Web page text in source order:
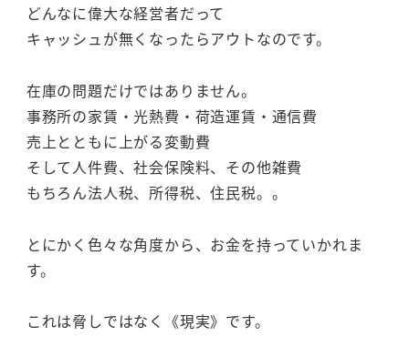
どんなに偉大な経営者だって
キャッシュが無くなったらアウトなのです。
在庫の問題だけではありません。
事務所の家賃・光熱費・荷造運賃・通信費
売上とともに上がる変動費
そして人件費、社会保険料、その他雑費
もちろん法人税、所得税、住民税。。
とにかく色々な角度から、お金を持っていかれま
す。
これは脅しではなく《現実》です。